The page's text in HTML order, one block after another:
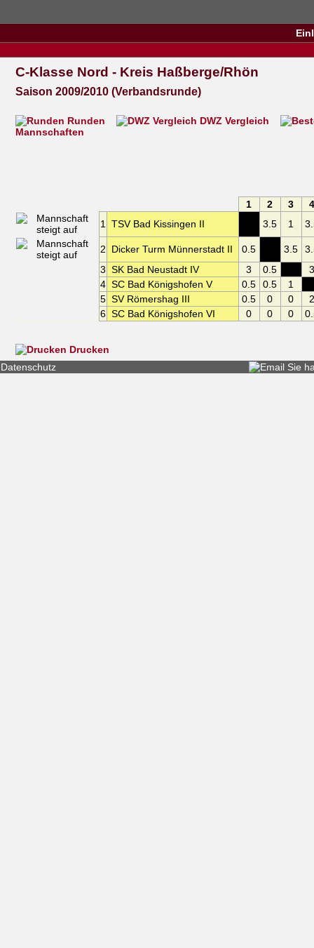
C-Klasse Nord - Kreis Haßberge/Rhön
Saison 2009/2010 (Verbandsrunde)
Runden
DWZ Vergleich
Mannschaften
1 2 3
1
TSV Bad Kissingen II 3.5 1
2 Dicker Turm Münnerstadt II 0.5 3.5
3 SK Bad Neustadt IV 3 0.5
4 SC Bad Königshofen V 0.5 0.5 1
5 SV Römershag III 0.5 0 0
6 SC Bad Königshofen VI 0 0 0
Drucken
Datenschutz
Sie